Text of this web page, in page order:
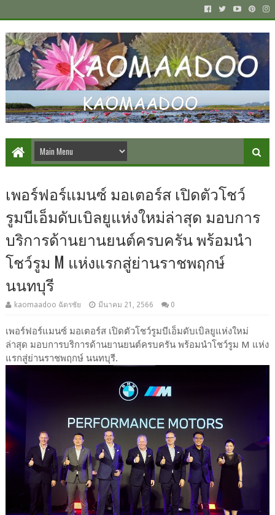
เพอร์ฟอร์แมนซ์ มอเตอร์ส เปิดตัวโชว์
รูมบีเอ็มดับเบิลยูแห่งใหม่ล่าสุด มอบการ
บริการด้านยานยนต์ครบครัน พร้อมนำ
โชว์รูม M แห่งแรกสู่ย่านราชพฤกษ์
นนทบุรี
kaomaadoo ฉัตรชัย มีนาคม 21, 2566 0
เพอร์ฟอร์แมนซ์ มอเตอร์ส เปิดตัวโชว์รูมบีเอ็มดับเบิลยูแห่งใหม่
ล่าสุด มอบการบริการด้านยานยนต์ครบครัน พร้อมนำโชว์รูม M แห่ง
แรกสู่ย่านราชพฤกษ์ นนทบุรี.